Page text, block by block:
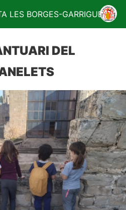
LES BORGES-GARRIGUES
DEL